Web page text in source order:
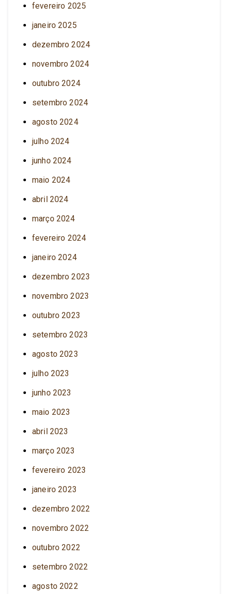
fevereiro 2025
janeiro 2025
dezembro 2024
novembro 2024
outubro 2024
setembro 2024
agosto 2024
julho 2024
junho 2024
maio 2024
abril 2024
março 2024
fevereiro 2024
janeiro 2024
dezembro 2023
novembro 2023
outubro 2023
setembro 2023
agosto 2023
julho 2023
junho 2023
maio 2023
abril 2023
março 2023
fevereiro 2023
janeiro 2023
dezembro 2022
novembro 2022
outubro 2022
setembro 2022
agosto 2022